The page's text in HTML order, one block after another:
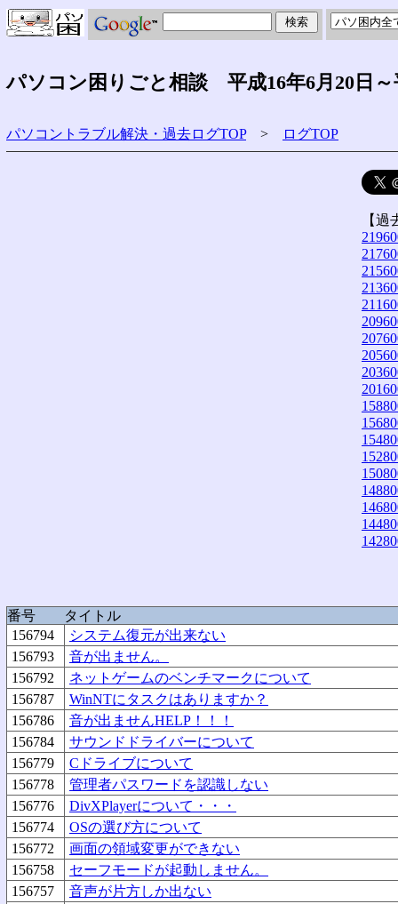
パソコン困りごと相談 平成16年6月20日～
パソコントラブル解決・過去ログTOP> ログTOP
【
番号
タイトル
156794
システム復元が出来ない
156793
音が出ません。
156792
ネットゲームのベンチマークについて
156787
WinNTにタスクはありますか？
156786
音が出ませんHELP！！！
156784
サウンドドライバーについて
156779
Cドライブについて
156778
管理者パスワードを認識しない
156776
DivXPlayerについて・・・
156774
OSの選び方について
156772
画面の領域変更ができない
156758
セーフモードが起動しません。
156757
音声が片方しか出ない